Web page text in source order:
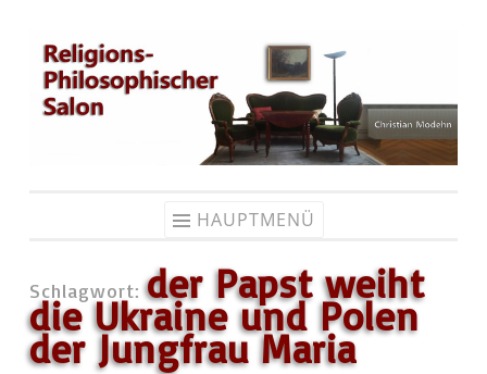
Zum
Inhalt
springen
HAUPTMENÜ
Schlagwort:der Papst weiht
die Ukraine und Polen
der Jungfrau Maria